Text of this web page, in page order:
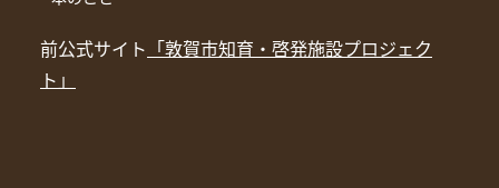
前公式サイト 「敦賀市知育・啓発施設プロジェク
ト」